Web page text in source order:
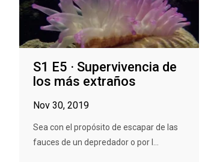
S1 E5 · Supervivencia de
los más extraños
Nov 30, 2019
Sea con el propósito de escapar de las
fauces de un depredador o por l...